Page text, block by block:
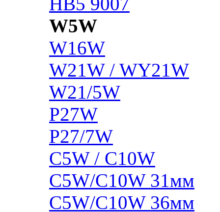
W5W
W16W
W21W / WY21W
W21/5W
P27W
P27/7W
C5W / C10W
C5W/C10W 31мм
C5W/C10W 36мм